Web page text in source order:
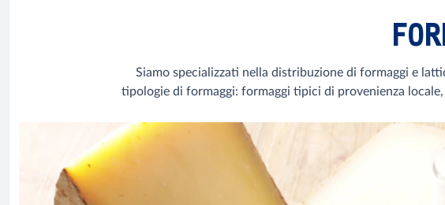
Siamo specializzati nella distribuzione di formaggi e
tipologie di formaggi: formaggi tipici di provenienza